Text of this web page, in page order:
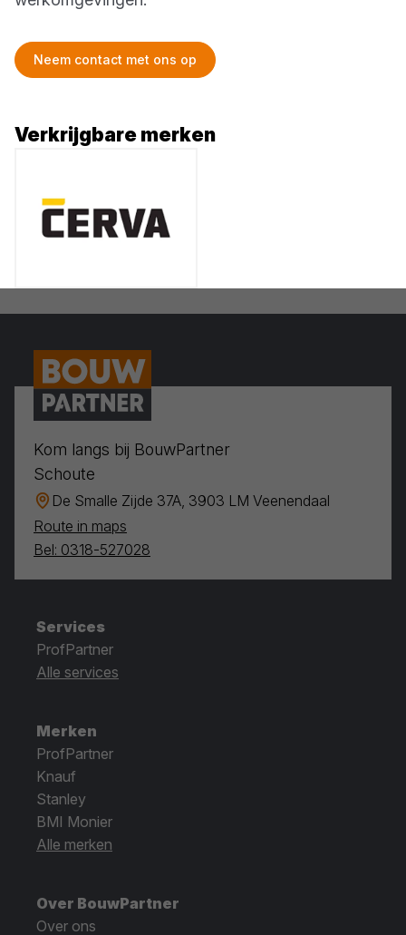
Neem contact met ons op
Verkrijgbare merken
Kom langs bij BouwPartner
Schoute
De Smalle Zijde 37A, 3903 LM Veenendaal
Route in maps
Bel: 0318-527028
Services
ProfPartner
Alle services
Merken
ProfPartner
Knauf
Stanley
BMI Monier
Alle merken
Over BouwPartner
Over ons